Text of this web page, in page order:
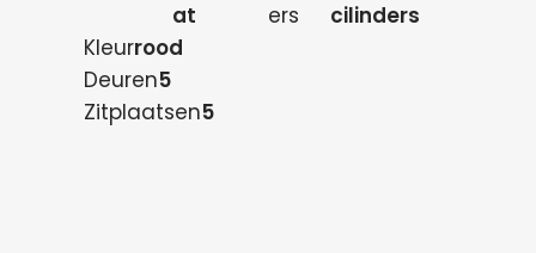
at
Kleurrood
Deuren5
Zitplaatsen5
ers
cilinders